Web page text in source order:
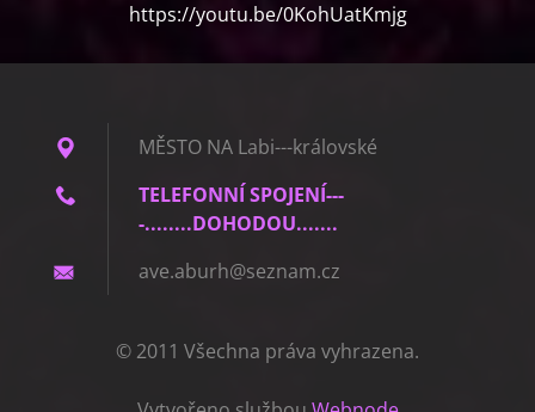
https://youtu.be/0KohUatKmjg
MĚSTO NA Labi---královské
TELEFONNÍ SPOJENÍ---
-........DOHODOU.......
ave.aburh@seznam.cz
© 2011 Všechna práva vyhrazena.